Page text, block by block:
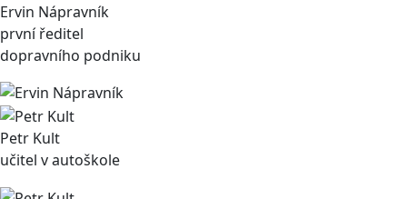
Ervin Nápravník
první ředitel
dopravního podniku
Petr Kult
učitel v autoškole